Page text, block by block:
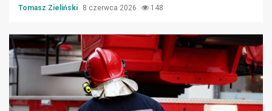
Tomasz Zieliński 8 czerwca 2026 148